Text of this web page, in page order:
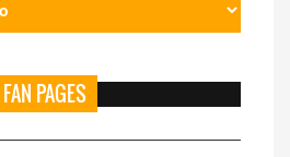
FAN PAGES